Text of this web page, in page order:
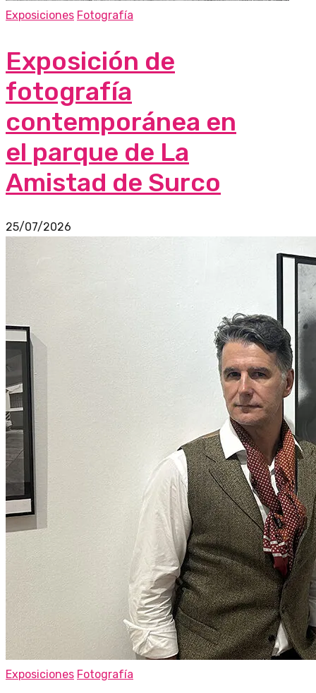
Exposiciones Fotografía
Exposición de
fotografía
contemporánea en
el parque de La
Amistad de Surco
25/07/2026
Exposiciones Fotografía